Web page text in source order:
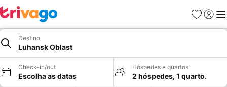
Favoritos
Iniciar
Destino
Luhansk Oblast
Check-in/out
Escolha as datas
Hóspedes e quartos
2 hóspedes, 1 quarto.